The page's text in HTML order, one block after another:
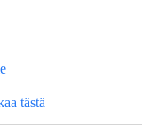
tästä